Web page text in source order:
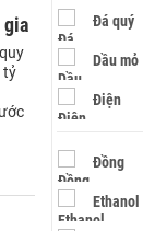
gia
tỷ
Đá quý
Dầu mỏ
Điện
Đồng
Ethanol